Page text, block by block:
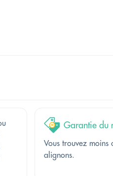
Garantie du
Vous trouvez moins
alignons.